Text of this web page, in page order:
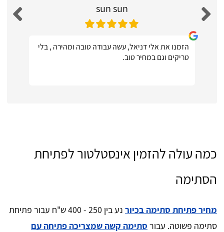
sun sun
הזמנו את אלי דניאל, עשה עבודה טובה ומהירה , בלי
טריקים וגם במחיר טוב.
כמה עולה להזמין אינסטלטור לפתיחת
הסתימה
מחיר פתיחת סתימה בכיור
נע בין 250 - 400 ש"ח עבור פתיחת
סתימה פשוטה. עבור סתימה קשה שמצריכה פתיחה עם